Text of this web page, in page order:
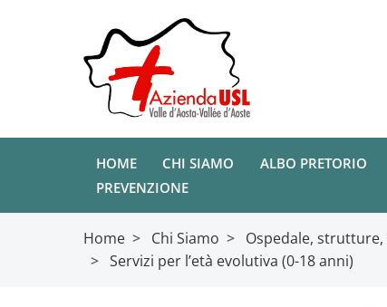
HOME CHI SIAMO ALBO PRETORIO
PREVENZIONE
Home > Chi Siamo > Ospedale,
> Servizi per l’età evolutiva (0-18 anni)